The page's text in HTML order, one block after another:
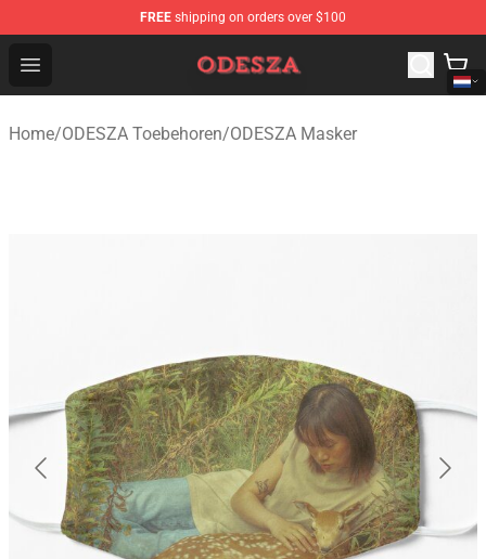
FREE shipping on orders over $100
Open menu
ODESZA Shop - Official ODESZA Merchandise Store
Home/ODESZA Toebehoren/ODESZA Masker